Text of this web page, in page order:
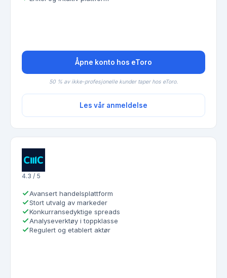
Åpne konto hos eToro
50 % av ikke-profesjonelle kunder taper hos eToro.
Les vår anmeldelse
4.3 / 5
Avansert handelsplattform
Stort utvalg av markeder
Konkurransedyktige spreads
Analyseverktøy i toppklasse
Regulert og etablert aktør